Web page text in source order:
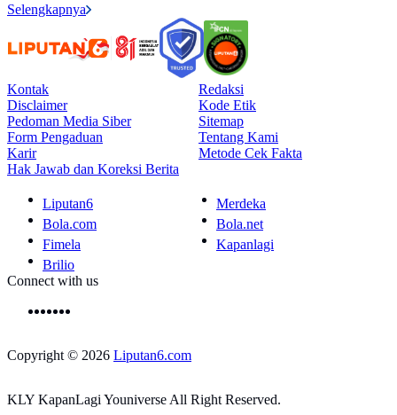
Selengkapnya
Kontak
Redaksi
Disclaimer
Kode Etik
Pedoman Media Siber
Sitemap
Form Pengaduan
Tentang Kami
Karir
Metode Cek Fakta
Hak Jawab dan Koreksi Berita
Liputan6
Merdeka
Bola.com
Bola.net
Fimela
Kapanlagi
Brilio
Connect with us
Copyright © 2026 Liputan6.com
KLY KapanLagi Youniverse All Right Reserved.